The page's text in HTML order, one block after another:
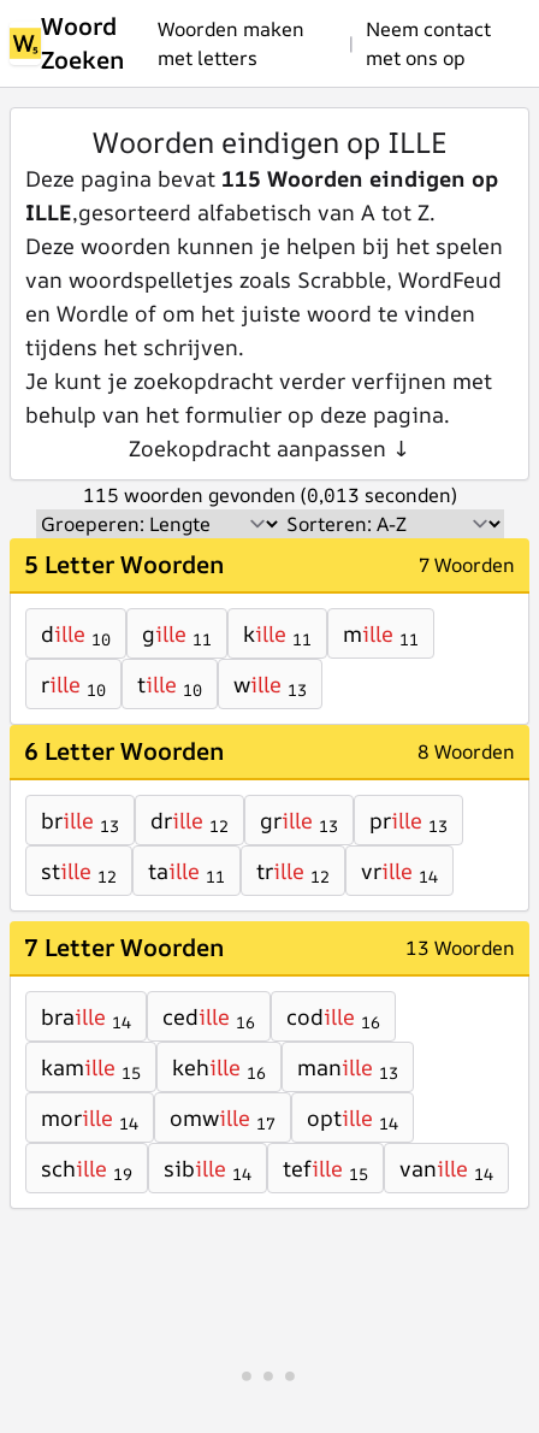
Woord
Zoeken
Woorden maken
met letters
|
Neem contact
met ons op
Woorden eindigen op ILLE
Deze pagina bevat 115 Woorden eindigen op
ILLE,gesorteerd alfabetisch van A tot Z.
Deze woorden kunnen je helpen bij het spelen
van woordspelletjes zoals Scrabble, WordFeud
en Wordle of om het juiste woord te vinden
tijdens het schrijven.
Je kunt je zoekopdracht verder verfijnen met
behulp van het formulier op deze pagina.
Zoekopdracht aanpassen ↓
115 woorden gevonden (0,013 seconden)
5 Letter Woorden 7 Woorden
dille 10 gille 11 kille 11 mille 11
rille 10 tille 10 wille 13
6 Letter Woorden 8 Woorden
brille 13 drille 12 grille 13 prille 13
stille 12 taille 11 trille 12 vrille 14
7 Letter Woorden 13 Woorden
braille 14 cedille 16 codille 16
kamille 15 kehille 16 manille 13
morille 14 omwille 17 optille 14
schille 19 sibille 14 tefille 15 vanille 14